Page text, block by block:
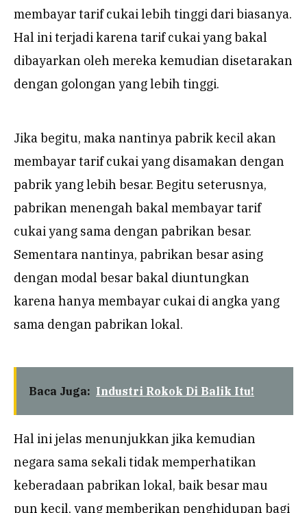
membayar tarif cukai lebih tinggi dari biasanya.
Hal ini terjadi karena tarif cukai yang bakal
dibayarkan oleh mereka kemudian disetarakan
dengan golongan yang lebih tinggi.
Jika begitu, maka nantinya pabrik kecil akan
membayar tarif cukai yang disamakan dengan
pabrik yang lebih besar. Begitu seterusnya,
pabrikan menengah bakal membayar tarif
cukai yang sama dengan pabrikan besar.
Sementara nantinya, pabrikan besar asing
dengan modal besar bakal diuntungkan
karena hanya membayar cukai di angka yang
sama dengan pabrikan lokal.
Baca Juga: Industri Rokok Di Balik Itu!
Hal ini jelas menunjukkan jika kemudian
negara sama sekali tidak memperhatikan
keberadaan pabrikan lokal, baik besar mau
pun kecil, yang memberikan penghidupan bagi